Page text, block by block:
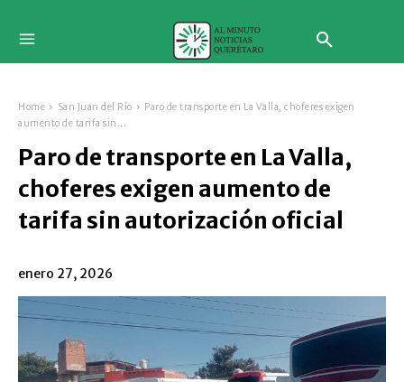
Home San Juan del Río
Paro de transporte en La Valla, choferes exigen
aumento de tarifa sin...
Paro de transporte en La Valla,
choferes exigen aumento de
tarifa sin autorización oficial
enero 27, 2026